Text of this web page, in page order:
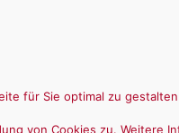
für Sie optimal zu
von Cookies zu. Weitere